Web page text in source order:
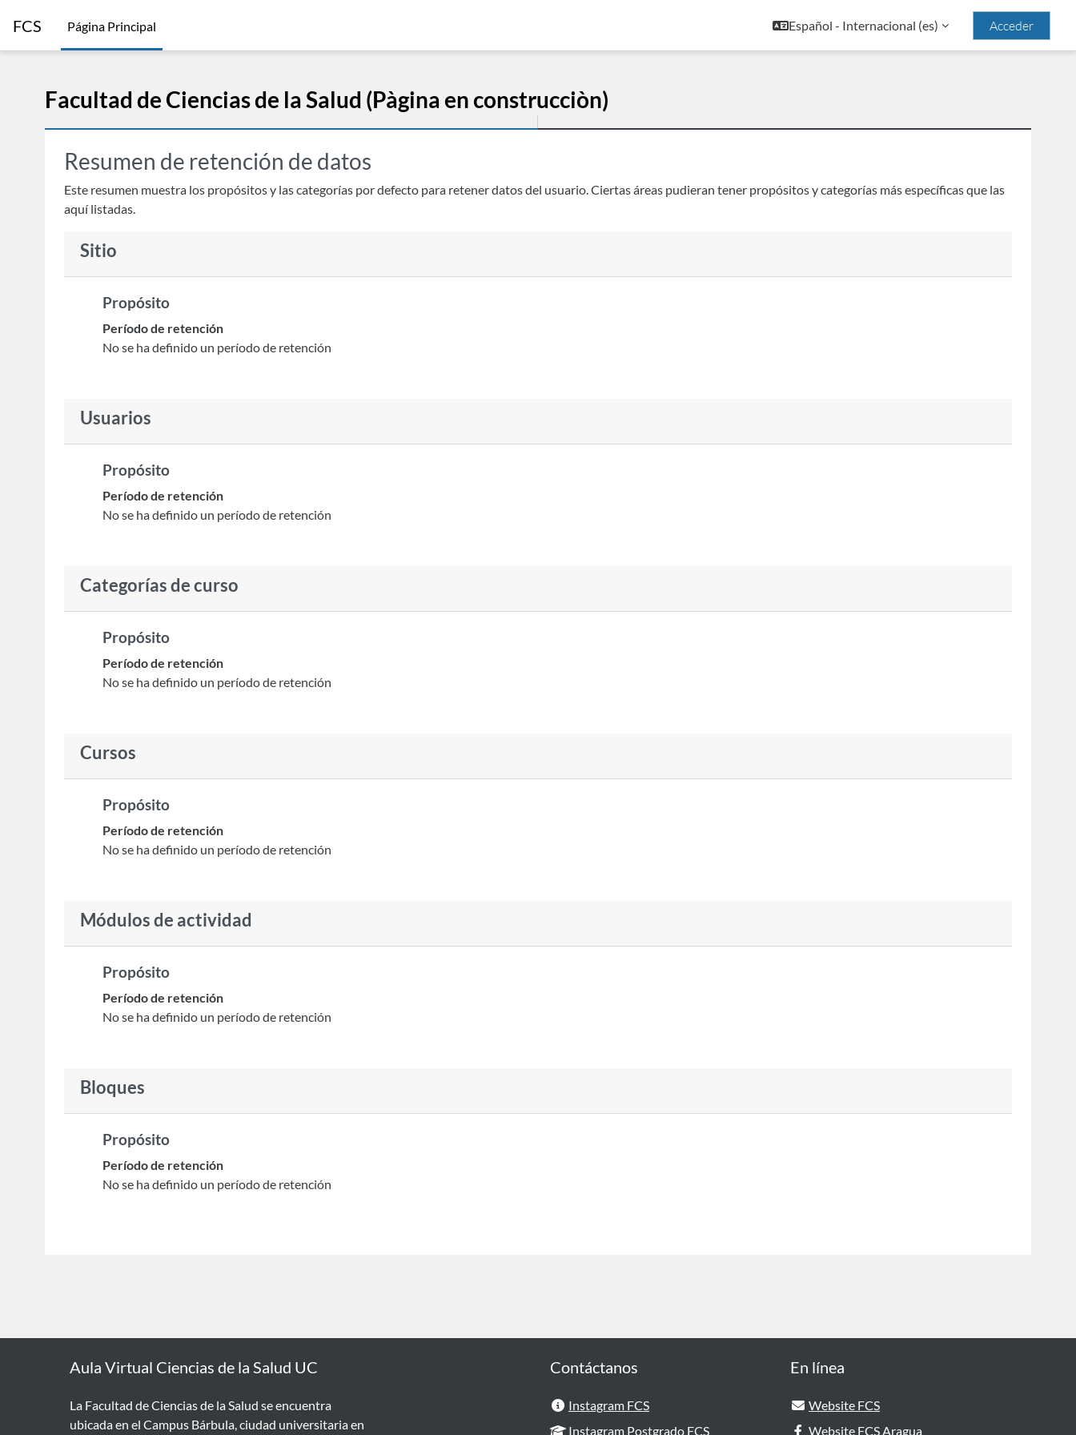
FCS Página Principal Español - Internacional ‎(es)‎ Acceder
Facultad de Ciencias de la Salud (Pàgina en construcciòn)
Resumen de retención de datos
Este resumen muestra los propósitos y las categorías por defecto para retener datos del usuario. Ciertas áreas pudieran tener propósitos y categorías más específicas que las
aquí listadas.
Sitio
Propósito
Período de retención
No se ha definido un período de retención
Usuarios
Propósito
Período de retención
No se ha definido un período de retención
Categorías de curso
Propósito
Período de retención
No se ha definido un período de retención
Cursos
Propósito
Período de retención
No se ha definido un período de retención
Módulos de actividad
Propósito
Período de retención
No se ha definido un período de retención
Bloques
Propósito
Período de retención
No se ha definido un período de retención
Aula Virtual Ciencias de la Salud UC
La Facultad de Ciencias de la Salud se encuentra
ubicada en el Campus Bárbula, ciudad universitaria en
Contáctanos
Instagram FCS
Instagram Postgrado FCS
En línea
Website FCS
Website FCS Aragua